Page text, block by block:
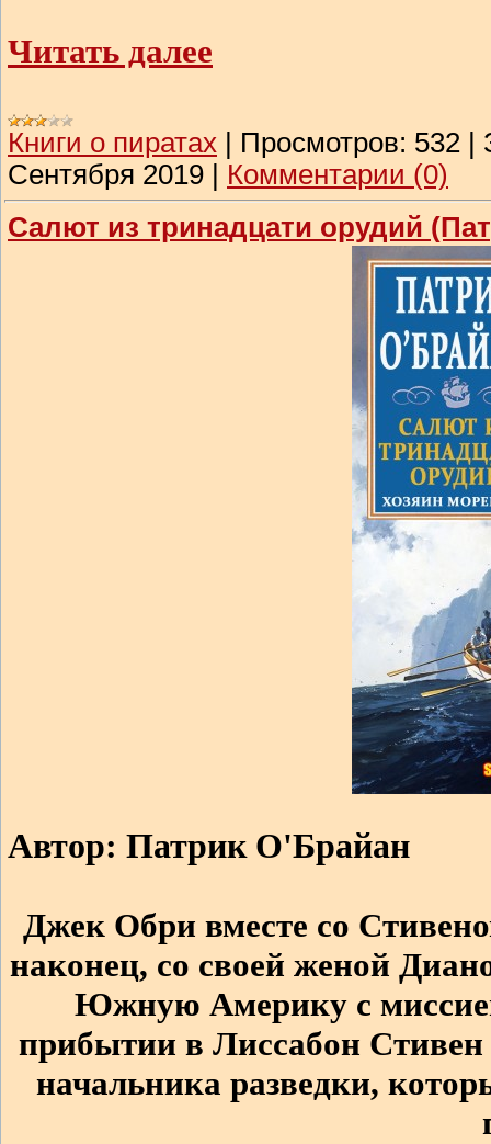
Читать далее
Книги о пиратах | Просмотров: 532 |
Сентября 2019 | Комментарии (0)
Салют из тринадцати орудий
Автор: Патрик О'Брайан
Джек Обри вместе со
наконец, со своей женой
Южную Америку с
прибытии в Лиссабон Стивен
начальника разведки,